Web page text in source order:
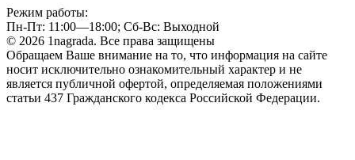
Режим работы:
Пн-Пт: 11:00—18:00; Сб-Вс: Выходной
© 2026 1nagrada. Все права защищены
Обращаем Ваше внимание на то, что информация на сайте
носит исключительно ознакомительный характер и не
является публичной офертой, определяемая положениями
статьи 437 Гражданского кодекса Российской Федерации.